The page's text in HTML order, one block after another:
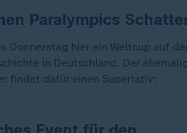
Paralympics
Donnerstag hier ein Weltcup auf
in Deutschland. Der
findet dafür einen Superlativ: